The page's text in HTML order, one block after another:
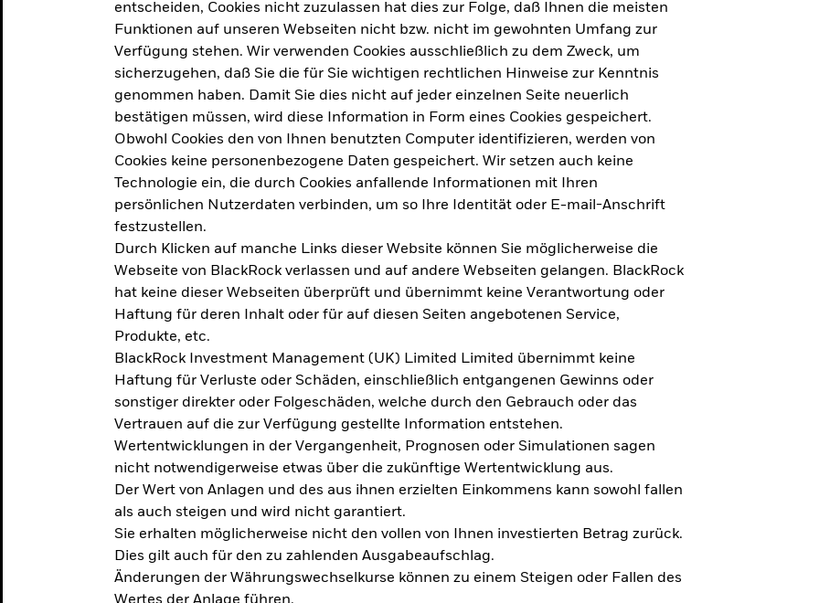
das am
verfolgt das
demografische und
Vorschläge, um das
Den Bericht für Deutschland herunterladen
Den Bericht für Europa herunterladen
entscheiden, Cookies nicht zuzulassen hat dies zur Folge, daß Ihnen die meisten
Funktionen auf unseren Webseiten nicht bzw. nicht im gewohnten Umfang zur
Verfügung stehen. Wir verwenden Cookies ausschließlich zu dem Zweck, um
sicherzugehen, daß Sie die für Sie wichtigen rechtlichen Hinweise zur Kenntnis
genommen haben. Damit Sie dies nicht auf jeder einzelnen Seite neuerlich
bestätigen müssen, wird diese Information in Form eines Cookies gespeichert.
Obwohl Cookies den von Ihnen benutzten Computer identifizieren, werden von
Cookies keine personenbezogene Daten gespeichert. Wir setzen auch keine
Technologie ein, die durch Cookies anfallende Informationen mit Ihren
persönlichen Nutzerdaten verbinden, um so Ihre Identität oder E-mail-Anschrift
festzustellen.
Durch Klicken auf manche Links dieser Website können Sie möglicherweise die
Webseite von BlackRock verlassen und auf andere Webseiten gelangen. BlackRock
hat keine dieser Webseiten überprüft und übernimmt keine Verantwortung oder
Haftung für deren Inhalt oder für auf diesen Seiten angebotenen Service,
Produkte, etc.
BlackRock Investment Management (UK) Limited Limited übernimmt keine
Haftung für Verluste oder Schäden, einschließlich entgangenen Gewinns oder
sonstiger direkter oder Folgeschäden, welche durch den Gebrauch oder das
Vertrauen auf die zur Verfügung gestellte Information entstehen.
Wertentwicklungen in der Vergangenheit, Prognosen oder Simulationen sagen
nicht notwendigerweise etwas über die zukünftige Wertentwicklung aus.
Der Wert von Anlagen und des aus ihnen erzielten Einkommens kann sowohl fallen
als auch steigen und wird nicht garantiert.
Sie erhalten möglicherweise nicht den vollen von Ihnen investierten Betrag zurück.
Dies gilt auch für den zu zahlenden Ausgabeaufschlag.
Änderungen der Währungswechselkurse können zu einem Steigen oder Fallen des